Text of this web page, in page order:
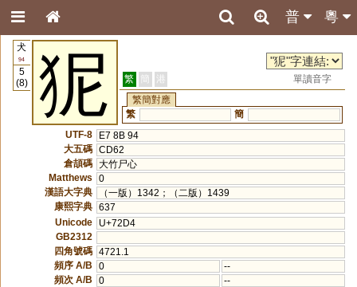
粵
普
犬
94
5
(8)
狔 繁 簡 港
單讀音字
繁簡對應
繁
簡
UTF-8
E7 8B 94
大五碼 CD62
倉頡碼 大竹尸心
Matthews
0
漢語大字典
（一版）1342；（二版）1439
康熙字典 637
Unicode
U+72D4
GB2312
四角號碼 4721.1
頻序 A/B
0
--
頻次 A/B
0
--